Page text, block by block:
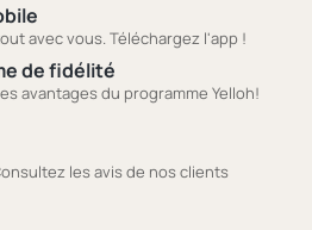
avec vous. Téléchargez l'app !
de fidélité
avantages du programme Yelloh!
les avis de nos clients